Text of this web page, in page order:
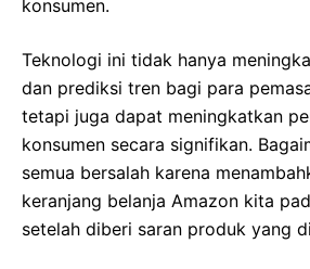
konsumen.
Teknologi ini tidak hanya
dan prediksi tren bagi para
tetapi juga dapat meningkatkan
konsumen secara signifikan.
semua bersalah karena
keranjang belanja Amazon kita
setelah diberi saran produk yang